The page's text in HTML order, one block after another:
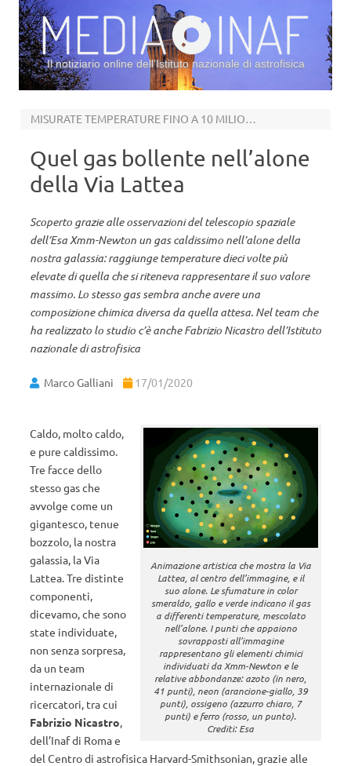
Il notiziario online dell’Istituto nazionale di astrofisica
MISURATE TEMPERATURE FINO A 10 MILIONI DI GRADI
Quel gas bollente nell’alone
della Via Lattea
Scoperto grazie alle osservazioni del telescopio spaziale
dell’Esa Xmm-Newton un gas caldissimo nell’alone della
nostra galassia: raggiunge temperature dieci volte più
elevate di quella che si riteneva rappresentare il suo valore
massimo. Lo stesso gas sembra anche avere una
composizione chimica diversa da quella attesa. Nel team che
ha realizzato lo studio c’è anche Fabrizio Nicastro dell’Istituto
nazionale di astrofisica
Marco Galliani 17/01/2020
Animazione artistica che mostra la Via
Lattea, al centro dell’immagine, e il
suo alone. Le sfumature in color
smeraldo, gallo e verde indicano il gas
a differenti temperature, mescolato
nell’alone. I punti che appaiono
sovrapposti all’immagine
rappresentano gli elementi chimici
individuati da Xmm-Newton e le
relative abbondanze: azoto (in nero,
41 punti), neon (arancione-giallo, 39
punti), ossigeno (azzurro chiaro, 7
punti) e ferro (rosso, un punto).
Crediti: Esa
Caldo, molto caldo,
e pure caldissimo.
Tre facce dello
stesso gas che
avvolge come un
gigantesco, tenue
bozzolo, la nostra
galassia, la Via
Lattea. Tre distinte
componenti,
dicevamo, che sono
state individuate,
non senza sorpresa,
da un team
internazionale di
ricercatori, tra cui
Fabrizio Nicastro,
dell’Inaf di Roma e
del Centro di astrofisica Harvard-Smithsonian, grazie alle